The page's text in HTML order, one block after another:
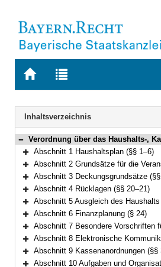
Zur
BAYERN.RECHT
Zur
letzten
Suche
Navigation
Inhaltsverzeichnis
Bereich reduzieren
Verordnung über das Haushalts-, Kassen- und Rechnungswesen der Gemeinden, der Landkreise und der Bezirke nach den Grundsätzen der Kameralistik
Bereich erweitern
Abschnitt 1 Haushaltsplan (§§ 1–6)
Bereich erweitern
Abschnitt 2 Grundsätze für die
Bereich erweitern
Abschnitt 3 Deckungsgrundsätze
Bereich erweitern
Abschnitt 4 Rücklagen (§§ 20–21)
Bereich erweitern
Abschnitt 5 Ausgleich des Haushalts
Bereich erweitern
Abschnitt 6 Finanzplanung (§ 24)
Bereich erweitern
Abschnitt 7 Besondere Vorschriften für die
Bereich erweitern
Abschnitt 8 Elektronische Kommunikation,
Bereich erweitern
Abschnitt 9 Kassenanordnungen (§§
Abschnitt 10 Aufgaben und